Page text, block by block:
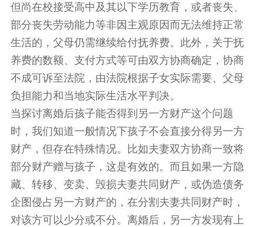
但尚在校接受高中及其以下学历教育，或者丧失、
部分丧失劳动能力等非因主观原因而无法维持正常
生活的，父母仍需继续给付抚养费。此外，关于抚
养费的数额、支付方式等可由双方协商确定，协商
不成可诉至法院，由法院根据子女实际需要、父母
负担能力和当地实际生活水平判决。
当探讨离婚后孩子能否得到另一方财产这个问题
时，我们知道一般情况下孩子不会直接分得另一方
财产，但存在特殊情况。比如夫妻双方协商一致将
部分财产赠与孩子，这是有效的。而且如果一方隐
藏、转移、变卖、毁损夫妻共同财产，或伪造债务
企图侵占另一方财产的，在分割夫妻共同财产时，
对该方可以少分或不分。离婚后，另一方发现有上